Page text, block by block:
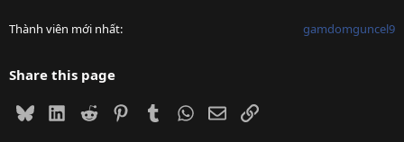
Thành viên mới nhất gamdomguncel9
Share this page
BlueskyLinkedIn
Reddit PinterestTumblrWhatsApp
EmailLink